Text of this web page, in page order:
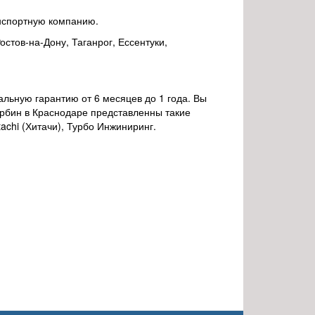
компанию.
на-Дону, Таганрог, Ессентуки,
гарантию от 6 месяцев до 1 года. Вы
в Краснодаре представленны такие
(Хитачи), Турбо Инжиниринг.